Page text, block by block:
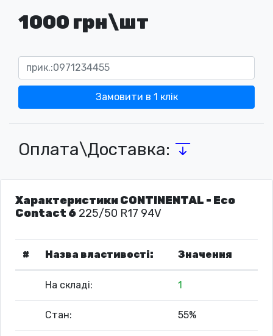
1000 грн\шт
Замовити в 1 клік
Оплата\Доставка:
Характеристики CONTINENTAL - Eco
Contact 6 225/50 R17 94V
# Назва властивості: Значення
На складі: 1
Стан: 55%